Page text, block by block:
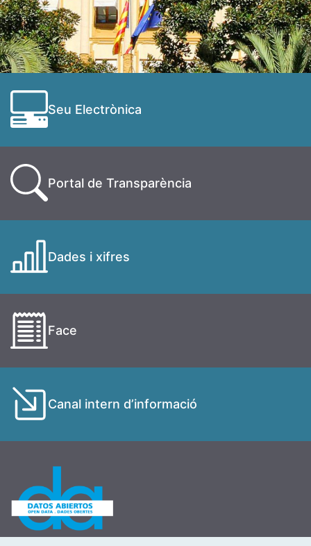
Seu Electrònica
Portal de Transparència
Dades i xifres
Face
Canal intern d’informació